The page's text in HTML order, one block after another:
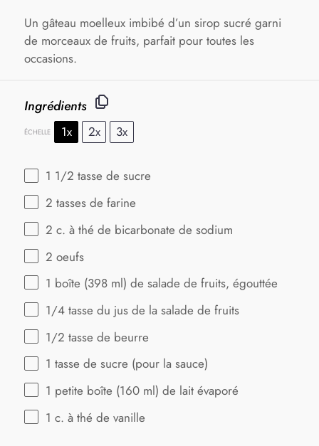
Un gâteau moelleux imbibé d’un sirop sucré garni
de morceaux de fruits, parfait pour toutes les
occasions.
Ingrédients
ÉCHELLE 1x 2x 3x
1 1/2 tasse de sucre
2 tasses de farine
2 c. à thé de bicarbonate de sodium
2 oeufs
1 boîte (398 ml) de salade de fruits, égouttée
1/4 tasse du jus de la salade de fruits
1/2 tasse de beurre
1 tasse de sucre (pour la sauce)
1 petite boîte (160 ml) de lait évaporé
1 c. à thé de vanille